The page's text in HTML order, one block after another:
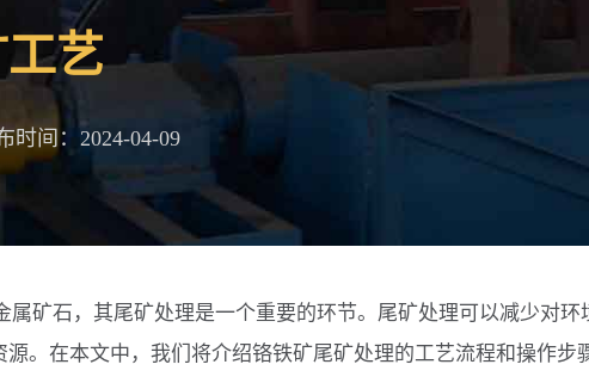
艺
时间：2024-04-09
属矿石，其尾矿处理是一个重要的环节。尾矿处理可以减少对环
。在本文中，我们将介绍铬铁矿尾矿处理的工艺流程和操作步